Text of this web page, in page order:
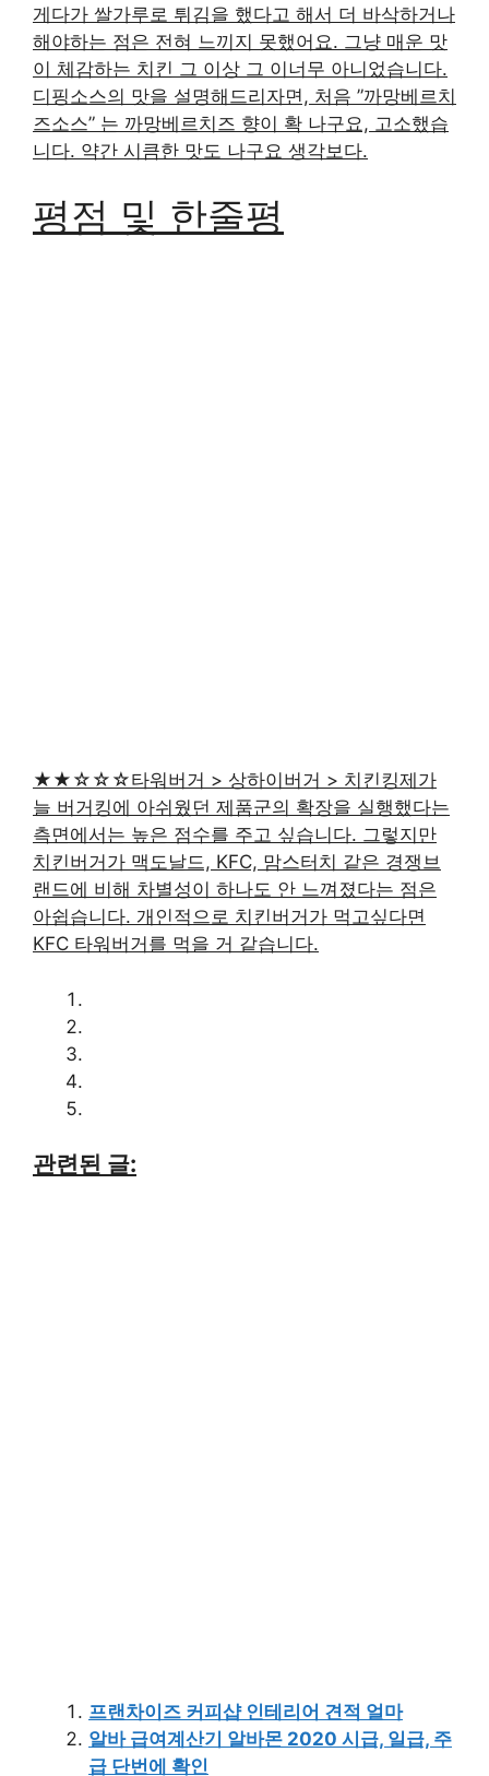
게다가 쌀가루로 튀김을 했다고 해서 더 바삭하거나
해야하는 점은 전혀 느끼지 못했어요. 그냥 매운 맛
이 체감하는 치킨 그 이상 그 이너무 아니었습니다.
디핑소스의 맛을 설명해드리자면, 처음 ”까망베르치
즈소스” 는 까망베르치즈 향이 확 나구요, 고소했습
니다. 약간 시큼한 맛도 나구요 생각보다.
평점 및 한줄평
★★☆☆☆타워버거 > 상하이버거 > 치킨킹제가
늘 버거킹에 아쉬웠던 제품군의 확장을 실행했다는
측면에서는 높은 점수를 주고 싶습니다. 그렇지만
치킨버거가 맥도날드, KFC, 맘스터치 같은 경쟁브
랜드에 비해 차별성이 하나도 안 느껴졌다는 점은
아쉽습니다. 개인적으로 치킨버거가 먹고싶다면
KFC 타워버거를 먹을 거 같습니다.
관련된 글:
프랜차이즈 커피샵 인테리어 견적 얼마
알바 급여계산기 알바몬 2020 시급, 일급, 주
급 단번에 확인